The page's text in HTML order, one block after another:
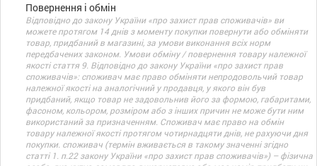
Повернення і обмін
Відповідно до закону України «про захист прав споживачів» ви
можете протягом 14 днів з моменту покупки повернути або обміняти
товар, придбаний в магазині, за умови виконання всіх норм
передбачених законом. Умови обміну / повернення товару належної
якості стаття 9. Відповідно до закону України «про захист прав
споживачів»: споживач має право обміняти непродовольчий товар
належної якості на аналогічний у продавця, у якого він був
придбаний, якщо товар не задовольнив його за формою, габаритами,
фасоном, кольором, розміром або з інших причин не може бути ним
використаний за призначенням. Споживач має право на обмін
товару належної якості протягом чотирнадцяти днів, не рахуючи дня
покупки. споживач (термін вживається в такому значенні згідно
статті 1. п.22 закону України «про захист прав споживачів») – фізична